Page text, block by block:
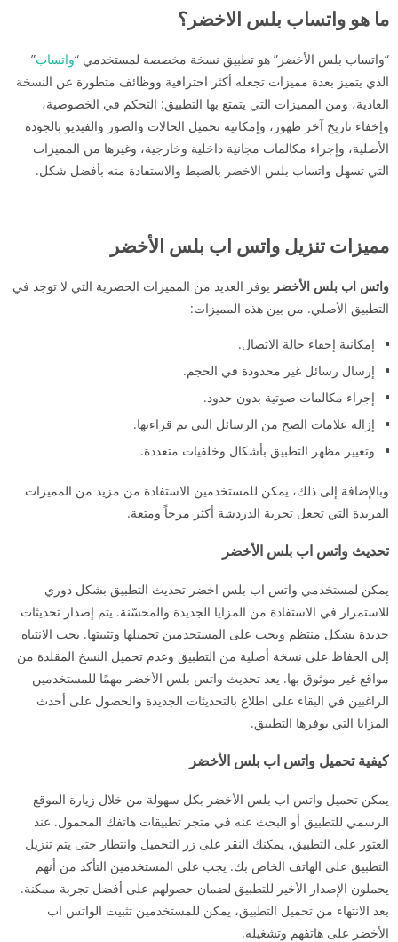
ما هو واتساب بلس الاخضر؟
“واتساب بلس الأخضر” هو تطبيق نسخة مخصصة لمستخدمي “واتساب”
الذي يتميز بعدة مميزات تجعله أكثر احترافية ووظائف متطورة عن النسخة
العادية، ومن المميزات التي يتمتع بها التطبيق: التحكم في الخصوصية،
وإخفاء تاريخ آخر ظهور، وإمكانية تحميل الحالات والصور والفيديو بالجودة
الأصلية، وإجراء مكالمات مجانية داخلية وخارجية، وغيرها من المميزات
التي تسهل واتساب بلس الاخضر بالضبط والاستفادة منه بأفضل شكل.
مميزات تنزيل واتس اب بلس الأخضر
واتس اب بلس الأخضر يوفر العديد من المميزات الحصرية التي لا توجد في
التطبيق الأصلي. من بين هذه المميزات:
إمكانية إخفاء حالة الاتصال.
إرسال رسائل غير محدودة في الحجم.
إجراء مكالمات صوتية بدون حدود.
إزالة علامات الصح من الرسائل التي تم قراءتها.
وتغيير مظهر التطبيق بأشكال وخلفيات متعددة.
وبالإضافة إلى ذلك، يمكن للمستخدمين الاستفادة من مزيد من المميزات
الفريدة التي تجعل تجربة الدردشة أكثر مرحاً ومتعة.
تحديث واتس اب بلس الأخضر
يمكن لمستخدمي واتس اب بلس اخضر تحديث التطبيق بشكل دوري
للاستمرار في الاستفادة من المزايا الجديدة والمحسّنة. يتم إصدار تحديثات
جديدة بشكل منتظم ويجب على المستخدمين تحميلها وتثبيتها. يجب الانتباه
إلى الحفاظ على نسخة أصلية من التطبيق وعدم تحميل النسخ المقلدة من
مواقع غير موثوق بها. يعد تحديث واتس بلس الأخضر مهمًا للمستخدمين
الراغبين في البقاء على اطلاع بالتحديثات الجديدة والحصول على أحدث
المزايا التي يوفرها التطبيق.
كيفية تحميل واتس اب بلس الأخضر
يمكن تحميل واتس اب بلس الأخضر بكل سهولة من خلال زيارة الموقع
الرسمي للتطبيق أو البحث عنه في متجر تطبيقات هاتفك المحمول. عند
العثور على التطبيق، يمكنك النقر على زر التحميل وانتظار حتى يتم تنزيل
التطبيق على الهاتف الخاص بك. يجب على المستخدمين التأكد من أنهم
يحملون الإصدار الأخير للتطبيق لضمان حصولهم على أفضل تجربة ممكنة.
بعد الانتهاء من تحميل التطبيق، يمكن للمستخدمين تثبيت الواتس اب
الأخضر على هاتفهم وتشغيله.